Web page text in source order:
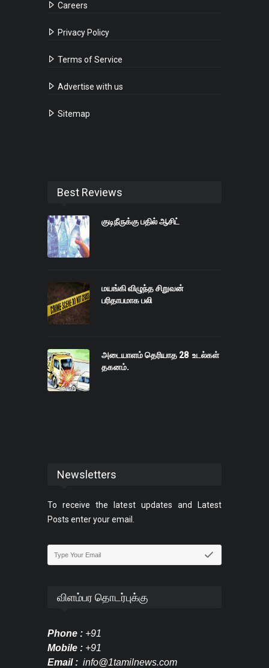
Careers
Privacy Policy
Terms of Service
Advertise with us
Sitemap
Best Reviews
குடிநீருக்கு பதில் ஆசிட்
மயங்கி விழுந்த சிறுவன்
பரிதாபமாக பலி
அடையாளம் தெரியாத 28 உடல்கள்
தகனம்.
Newsletters
To receive the latest updates and Latest
Posts enter your email.
விளம்பர தொடர்புக்கு
Phone : +91
Mobile : +91
Email : info@1tamilnews.com